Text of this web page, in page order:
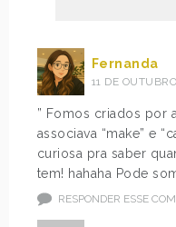
Fernanda
11 DE
” Fomos criados por
associava “make” e
curiosa pra saber
tem! hahaha Pode
RESPONDER ESSE